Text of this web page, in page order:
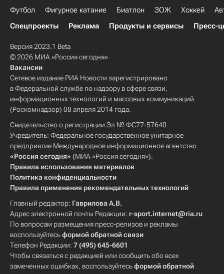
Футбол Фигурное катание Биатлон ЗОЖ Хоккей
Спецпроекты
Реклама Продукты и сервисы Пресс-
Версия 2023.1 Beta
© 2026 МИА «Россия сегодня»
Вакансии
Сетевое издание РИА Новости зарегистрировано
в Федеральной службе по надзору в сфере связи,
информационных технологий и массовых коммуникаций
(Роскомнадзор) 08 апреля 2014 года.
Свидетельство о регистрации Эл № ФС77-57640
Учредитель: Федеральное государственное унитарное
предприятие Международное информационное агентство
«Россия сегодня» (МИА «Россия сегодня»).
Правила использования материалов
Политика конфиденциальности
Правила применения рекомендательных технологий
Главный редактор: Гаврилова А.В.
Адрес электронной почты Редакции: r-sport.internet@ria.ru
По вопросам размещения пресс-релизов и рекламы
воспользуйтесьформой обратной связи
Телефон Редакции: 7 (495) 645-6601
Чтобы связаться с редакцией или сообщить обо всех
замеченных ошибках, воспользуйтесьформой обратной